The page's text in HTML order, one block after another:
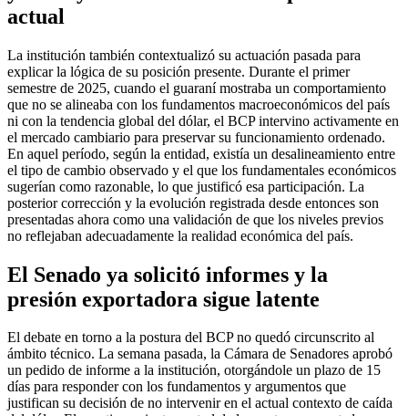
actual
La institución también contextualizó su actuación pasada para
explicar la lógica de su posición presente. Durante el primer
semestre de 2025, cuando el guaraní mostraba un comportamiento
que no se alineaba con los fundamentos macroeconómicos del país
ni con la tendencia global del dólar, el BCP intervino activamente en
el mercado cambiario para preservar su funcionamiento ordenado.
En aquel período, según la entidad, existía un desalineamiento entre
el tipo de cambio observado y el que los fundamentales económicos
sugerían como razonable, lo que justificó esa participación. La
posterior corrección y la evolución registrada desde entonces son
presentadas ahora como una validación de que los niveles previos
no reflejaban adecuadamente la realidad económica del país.
El Senado ya solicitó informes y la
presión exportadora sigue latente
El debate en torno a la postura del BCP no quedó circunscrito al
ámbito técnico. La semana pasada, la Cámara de Senadores aprobó
un pedido de informe a la institución, otorgándole un plazo de 15
días para responder con los fundamentos y argumentos que
justifican su decisión de no intervenir en el actual contexto de caída